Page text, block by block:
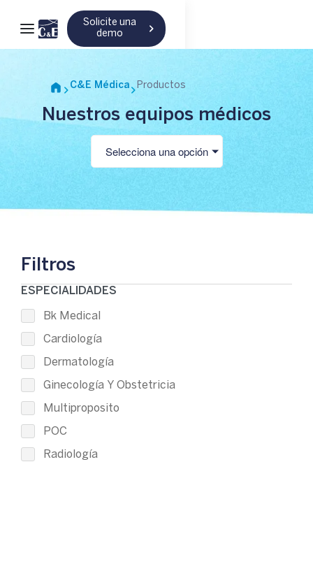
Solicite una
demo
C&E Médica Productos
Nuestros equipos médicos
Selecciona una opción
Filtros
ESPECIALIDADES
Bk Medical
Cardiología
Dermatología
Ginecología Y Obstetricia
Multiproposito
POC
Radiología